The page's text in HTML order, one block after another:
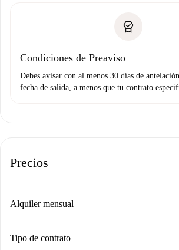
Condiciones de Preaviso
Debes avisar con al menos 30 días de
fecha de salida, a menos que tu contrato
Precios
Alquiler mensual
Tipo de contrato